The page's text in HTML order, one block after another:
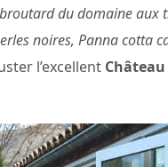
du domaine aux
noires, Panna cotta
l’excellent